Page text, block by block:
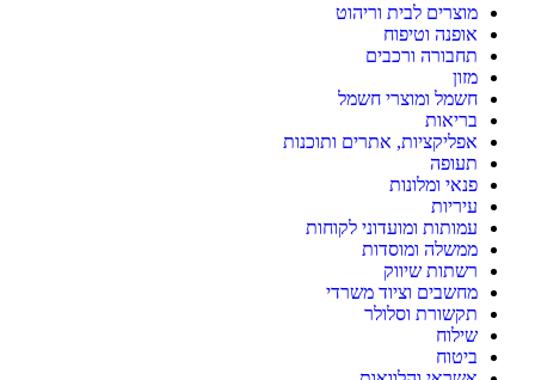
מוצרים לבית וריהוט
אופנה וטיפוח
תחבורה ורכבים
מזון
חשמל ומוצרי חשמל
בריאות
אפליקציות, אתרים ותוכנות
תעופה
פנאי ומלונות
עיריות
עמותות ומועדוני לקוחות
ממשלה ומוסדות
רשתות שיווק
מחשבים וציוד משרדי
תקשורת וסלולר
שילוח
ביטוח